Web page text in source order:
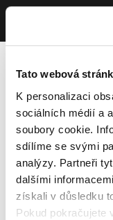
Tato webová
K personalizaci
sociálních médií a
soubory cookie.
sdílíme se svými
analýzy. Partneři
dalšími
získali v důsledku
Pokud pokračujete